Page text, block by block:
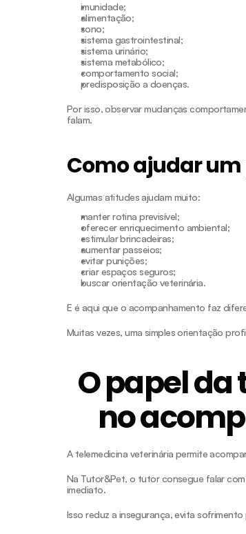
imunidade;
alimentação;
sono;
sistema gastrointestinal;
sistema urinário;
sistema metabólico;
comportamento social;
predisposição a doenças.
Por isso, observar mudanças
falam.
Como ajudar um
Algumas atitudes ajudam muito:
manter rotina previsível;
oferecer enriquecimento ambiental;
estimular brincadeiras;
aumentar passeios;
evitar punições;
criar espaços seguros;
buscar orientação veterinária.
E é aqui que o acompanhamento faz
Muitas vezes, uma simples orientação
O papel
no
A telemedicina veterinária permite
Na Tutor&Pet, o tutor consegue falar
imediato.
Isso reduz a insegurança, evita